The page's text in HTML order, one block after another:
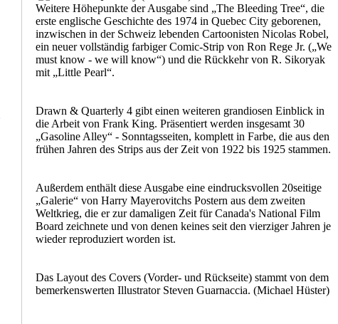
Weitere Höhepunkte der Ausgabe sind „The Bleeding Tree“, die
erste englische Geschichte des 1974 in Quebec City geborenen,
inzwischen in der Schweiz lebenden Cartoonisten Nicolas Robel,
ein neuer vollständig farbiger Comic-Strip von Ron Rege Jr. („We
must know - we will know“) und die Rückkehr von R. Sikoryak
mit „Little Pearl“.
Drawn & Quarterly 4 gibt einen weiteren grandiosen Einblick in
die Arbeit von Frank King. Präsentiert werden insgesamt 30
„Gasoline Alley“ - Sonntagsseiten, komplett in Farbe, die aus den
frühen Jahren des Strips aus der Zeit von 1922 bis 1925 stammen.
Außerdem enthält diese Ausgabe eine eindrucksvollen 20seitige
„Galerie“ von Harry Mayerovitchs Postern aus dem zweiten
Weltkrieg, die er zur damaligen Zeit für Canada's National Film
Board zeichnete und von denen keines seit den vierziger Jahren je
wieder reproduziert worden ist.
Das Layout des Covers (Vorder- und Rückseite) stammt von dem
bemerkenswerten Illustrator Steven Guarnaccia. (Michael Hüster)